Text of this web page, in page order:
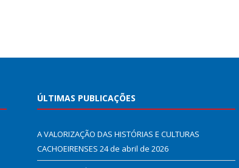
ÚLTIMAS PUBLICAÇÕES
A VALORIZAÇÃO DAS HISTÓRIAS E CULTURAS
CACHOEIRENSES 24 de abril de 2026